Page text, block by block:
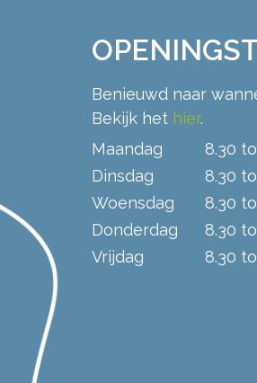
Benieuwd naar
Bekijk het hier.
Maandag
8.30
Dinsdag
8.30
Woensdag
8.30
Donderdag
8.30
Vrijdag
8.30